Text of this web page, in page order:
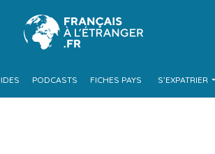
PODCASTS FICHES PAYS S’EXPATRIER